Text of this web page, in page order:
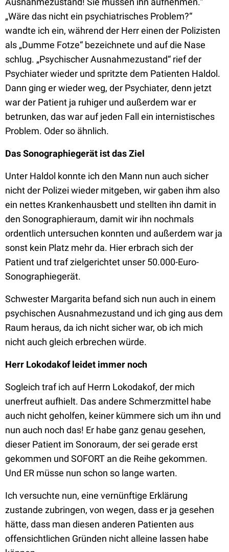
„Wäre das nicht ein psychiatrisches Problem?“
wandte ich ein, während der Herr einen der Polizisten
als „Dumme Fotze“ bezeichnete und auf die Nase
schlug. „Psychischer Ausnahmezustand“ rief der
Psychiater wieder und spritzte dem Patienten Haldol.
Dann ging er wieder weg, der Psychiater, denn jetzt
war der Patient ja ruhiger und außerdem war er
betrunken, das war auf jeden Fall ein internistisches
Problem. Oder so ähnlich.
Das Sonographiegerät ist das Ziel
Unter Haldol konnte ich den Mann nun auch sicher
nicht der Polizei wieder mitgeben, wir gaben ihm also
ein nettes Krankenhausbett und stellten ihn damit in
den Sonographieraum, damit wir ihn nochmals
ordentlich untersuchen konnten und außerdem war ja
sonst kein Platz mehr da. Hier erbrach sich der
Patient und traf zielgerichtet unser 50.000-Euro-
Sonographiegerät.
Schwester Margarita befand sich nun auch in einem
psychischen Ausnahmezustand und ich ging aus dem
Raum heraus, da ich nicht sicher war, ob ich mich
nicht auch gleich erbrechen würde.
Herr Lokodakof leidet immer noch
Sogleich traf ich auf Herrn Lokodakof, der mich
unerfreut aufhielt. Das andere Schmerzmittel habe
auch nicht geholfen, keiner kümmere sich um ihn und
nun auch noch das! Er habe ganz genau gesehen,
dieser Patient im Sonoraum, der sei gerade erst
gekommen und SOFORT an die Reihe gekommen.
Und ER müsse nun schon so lange warten.
Ich versuchte nun, eine vernünftige Erklärung
zustande zubringen, von wegen, dass er ja gesehen
hätte, dass man diesen anderen Patienten aus
offensichtlichen Gründen nicht alleine lassen habe